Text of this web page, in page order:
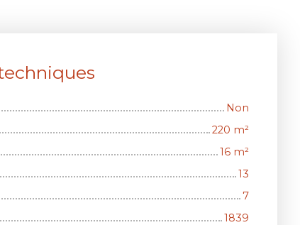
Non
220 m²
16 m²
13
7
1839